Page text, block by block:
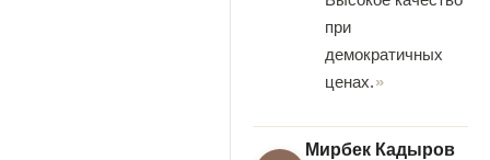
при
демократичных
ценах.
Мирбек Кадыров